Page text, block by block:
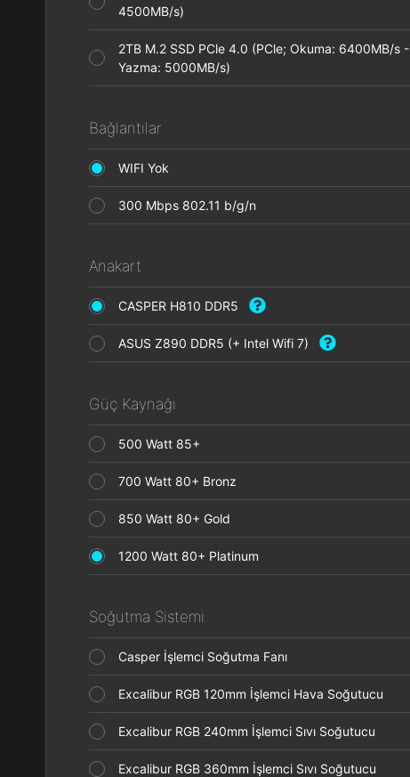
4500MB/s)
2TB M.2 SSD PCle 4.0 (PCle; Okuma: 6400MB/s -
Yazma: 5000MB/s)
Bağlantılar
WIFI Yok
300 Mbps 802.11 b/g/n
Anakart
CASPER H810 DDR5
ASUS Z890 DDR5 (+ Intel Wifi 7)
Güç Kaynağı
500 Watt 85+
700 Watt 80+ Bronz
850 Watt 80+ Gold
1200 Watt 80+ Platinum
Soğutma Sistemi
Casper İşlemci Soğutma Fanı
Excalibur RGB 120mm İşlemci Hava Soğutucu
Excalibur RGB 240mm İşlemci Sıvı Soğutucu
Excalibur RGB 360mm İşlemci Sıvı Soğutucu